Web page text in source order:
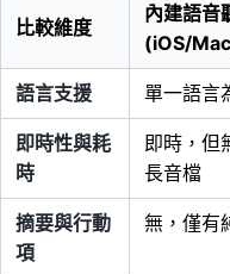
比較維度
內建語音
(iOS/
語言支援 單一語言
即時性與耗
時
即時，但
長音檔
摘要與行動
項
無，僅有